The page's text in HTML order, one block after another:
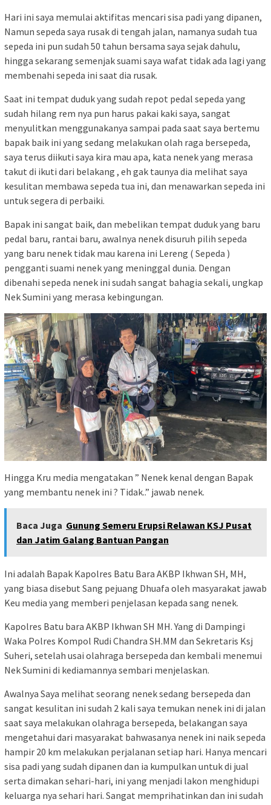
Hari ini saya memulai aktifitas mencari sisa padi yang dipanen,
Namun sepeda saya rusak di tengah jalan, namanya sudah tua
sepeda ini pun sudah 50 tahun bersama saya sejak dahulu,
hingga sekarang semenjak suami saya wafat tidak ada lagi yang
membenahi sepeda ini saat dia rusak.
Saat ini tempat duduk yang sudah repot pedal sepeda yang
sudah hilang rem nya pun harus pakai kaki saya, sangat
menyulitkan menggunakanya sampai pada saat saya bertemu
bapak baik ini yang sedang melakukan olah raga bersepeda,
saya terus diikuti saya kira mau apa, kata nenek yang merasa
takut di ikuti dari belakang , eh gak taunya dia melihat saya
kesulitan membawa sepeda tua ini, dan menawarkan sepeda ini
untuk segera di perbaiki.
Bapak ini sangat baik, dan mebelikan tempat duduk yang baru
pedal baru, rantai baru, awalnya nenek disuruh pilih sepeda
yang baru nenek tidak mau karena ini Lereng ( Sepeda )
pengganti suami nenek yang meninggal dunia. Dengan
dibenahi sepeda nenek ini sudah sangat bahagia sekali, ungkap
Nek Sumini yang merasa kebingungan.
Hingga Kru media mengatakan ” Nenek kenal dengan Bapak
yang membantu nenek ini ? Tidak..” jawab nenek.
Baca Juga Gunung Semeru Erupsi Relawan KSJ Pusat
dan Jatim Galang Bantuan Pangan
Ini adalah Bapak Kapolres Batu Bara AKBP Ikhwan SH, MH,
yang biasa disebut Sang pejuang Dhuafa oleh masyarakat jawab
Keu media yang memberi penjelasan kepada sang nenek.
Kapolres Batu bara AKBP Ikhwan SH MH. Yang di Dampingi
Waka Polres Kompol Rudi Chandra SH.MM dan Sekretaris Ksj
Suheri, setelah usai olahraga bersepeda dan kembali menemui
Nek Sumini di kediamannya sembari menjelaskan.
Awalnya Saya melihat seorang nenek sedang bersepeda dan
sangat kesulitan ini sudah 2 kali saya temukan nenek ini di jalan
saat saya melakukan olahraga bersepeda, belakangan saya
mengetahui dari masyarakat bahwasanya nenek ini naik sepeda
hampir 20 km melakukan perjalanan setiap hari. Hanya mencari
sisa padi yang sudah dipanen dan ia kumpulkan untuk di jual
serta dimakan sehari-hari, ini yang menjadi lakon menghidupi
keluarga nya sehari hari. Sangat memprihatinkan dan ini sudah